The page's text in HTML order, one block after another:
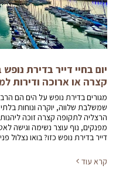
יום בחיי דייר בדירת
קצרה או ארוכה ודירות
מגורים בדירת נופש על הים הם הרבה
שמשלבת שלווה, יוקרה ונוחות
הרצליה לתקופה קצרה זוכה ליהנות
מפנקים, נוף עוצר נשימה וגישה
דייר בדירת נופש כזו? בואו נצלול
קרא עוד